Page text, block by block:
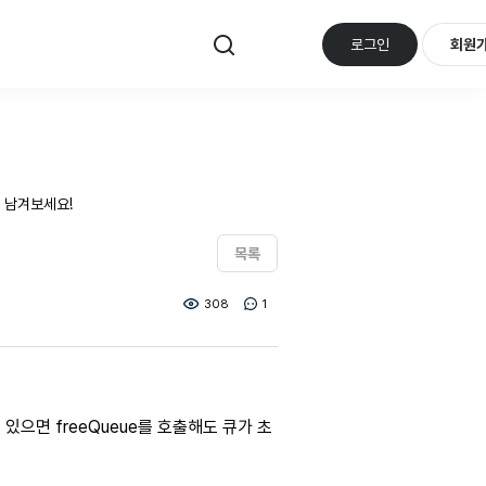
로그인 회원
겨보세요!
목록
308 1
으면 freeQueue를 호출해도 큐가 초